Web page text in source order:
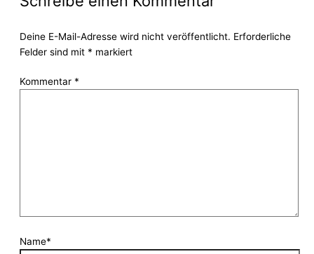
Deine E-Mail-Adresse wird nicht veröffentlicht. Erforderliche
Felder sind mit * markiert
Kommentar *
Name*